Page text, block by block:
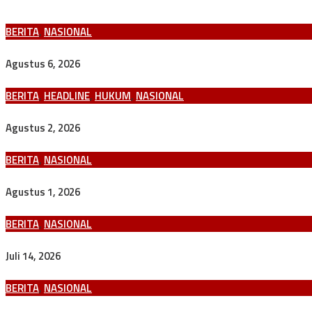
BERITA, NASIONAL
Agustus 6, 2026
BERITA, HEADLINE, HUKUM, NASIONAL
Agustus 2, 2026
BERITA, NASIONAL
Agustus 1, 2026
BERITA, NASIONAL
Juli 14, 2026
BERITA, NASIONAL